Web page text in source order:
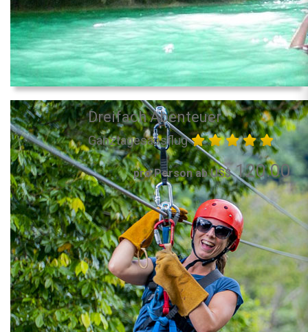
Dreifach Abenteuer
Ganztagesausflug
pro Person ab US$120.00